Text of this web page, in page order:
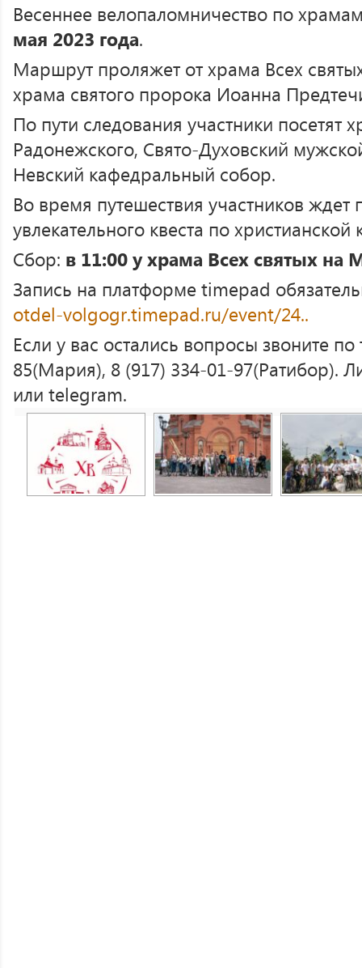
Весеннее велопаломничество по
мая 2023 года.
Маршрут проляжет от храма Всех
храма святого пророка Иоанна
По пути следования участники посетят
Радонежского, Свято-Духовский
Невский кафедральный собор.
Во время путешествия участников
увлекательного квеста по христианской
Сбор: в 11:00 у храма Всех святых на
Запись на платформе timepad
otdel-volgogr.timepad.ru/event/24..
Если у вас остались вопросы звоните
85(Мария), 8 (917) 334-01-97(Ратибор).
или telegram.